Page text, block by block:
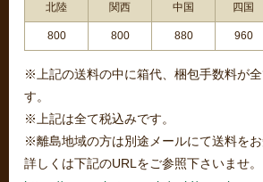
北陸 関西 中国 四国
800 800 880 960
※上記の送料の中に箱代、梱包手数料が
す。
※上記は全て税込みです。
※離島地域の方は別途メールにて送料をお
詳しくは下記のURLをご参照下さいませ。